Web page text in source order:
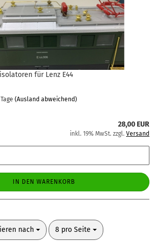
für Lenz E44
(Ausland abweichend)
28,00 EUR
inkl. 19% MwSt. zzgl. Versand
IN DEN WARENKORB
nach
nach 8 pro Seite
pro Seite